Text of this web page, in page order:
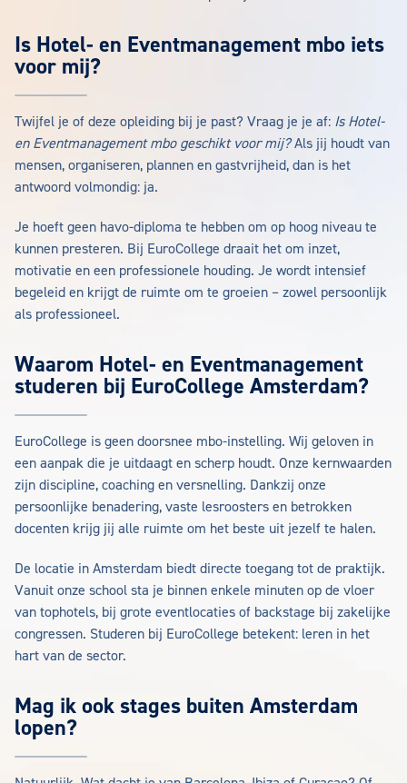
Is Hotel- en Eventmanagement mbo iets
voor mij?
Twijfel je of deze opleiding bij je past? Vraag je je af: Is Hotel-
en Eventmanagement mbo geschikt voor mij?Als jij houdt van
mensen, organiseren, plannen en gastvrijheid, dan is het
antwoord volmondig: ja.
Je hoeft geen havo-diploma te hebben om op hoog niveau te
kunnen presteren. Bij EuroCollege draait het om inzet,
motivatie en een professionele houding. Je wordt intensief
begeleid en krijgt de ruimte om te groeien – zowel persoonlijk
als professioneel.
Waarom Hotel- en Eventmanagement
studeren bij EuroCollege Amsterdam?
EuroCollege is geen doorsnee mbo-instelling. Wij geloven in
een aanpak die je uitdaagt en scherp houdt. Onze kernwaarden
zijn discipline, coaching en versnelling. Dankzij onze
persoonlijke benadering, vaste lesroosters en betrokken
docenten krijg jij alle ruimte om het beste uit jezelf te halen.
De locatie in Amsterdam biedt directe toegang tot de praktijk.
Vanuit onze school sta je binnen enkele minuten op de vloer
van tophotels, bij grote eventlocaties of backstage bij zakelijke
congressen. Studeren bij EuroCollege betekent: leren in het
hart van de sector.
Mag ik ook stages buiten Amsterdam
lopen?